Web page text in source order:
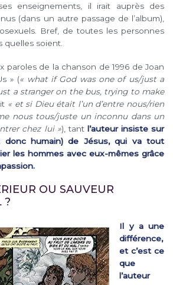
enseignements, il irait auprès des
(dans un autre passage de l’album),
Bref, de toutes les personnes
quelles soient.
paroles de la chanson de 1996 de Joan
» (« what if God was one of us/just a
a stranger on the bus, trying to make
« et si Dieu était l’un d’entre nous/rien
nous tous/juste un inconnu dans un
chez lui »), tant l’auteur insiste sur
humain) de Jésus, qui va tout
les hommes avec eux-mêmes grâce
OU SAUVEUR
?
Il y a une
différence,
et c’est ce
que
l’auteur